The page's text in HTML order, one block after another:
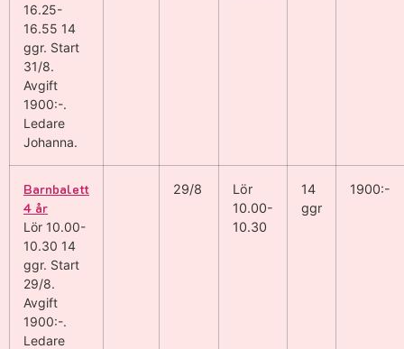
16.25-
16.55 14
ggr. Start
31/8.
Avgift
1900:-.
Ledare
Johanna.
Barnbalett
4 år
Lör 10.00-
10.30 14
ggr. Start
29/8.
Avgift
1900:-.
Ledare
29/8
Lör
10.00-
10.30
14
ggr
1900:-